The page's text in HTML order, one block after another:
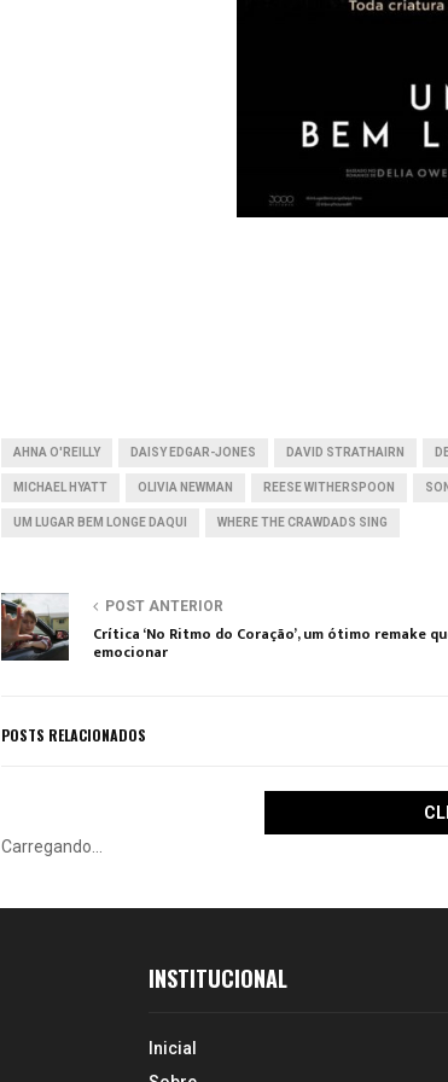
AHNA O'REILLY DAISY EDGAR-JONES DAVID STRATHAIRN
MICHAEL HYATT OLIVIA NEWMAN REESE WITHERSPOON
UM LUGAR BEM LONGE DAQUI WHERE THE CRAWDADS SING
POST ANTERIOR
Crítica ‘No Ritmo do Coração’, um ótimo remake
emocionar
POSTS RELACIONADOS
Carregando...
INSTITUCIONAL
Inicial